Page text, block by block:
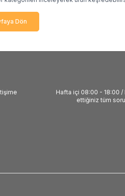
Dön
Hafta içi 08:00 - 18:00 /
ettiğiniz tüm